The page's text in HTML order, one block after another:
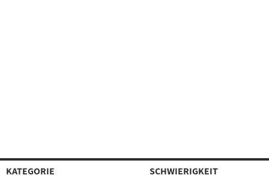
KATEGORIE
SCHWIERIGKEIT